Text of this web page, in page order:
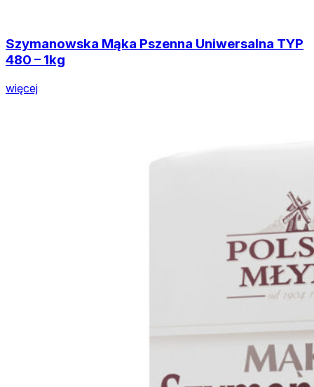
Szymanowska Mąka Pszenna Uniwersalna TYP
480 – 1kg
więcej